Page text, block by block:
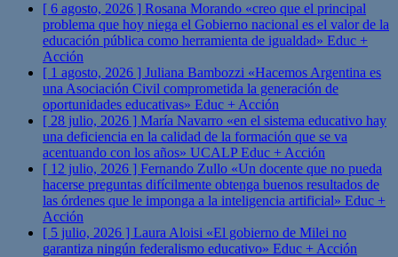
[ 6 agosto, 2026 ] Rosana Morando «creo que el principal
problema que hoy niega el Gobierno nacional es el valor de la
educación pública como herramienta de igualdad» Educ +
Acción
[ 1 agosto, 2026 ] Juliana Bambozzi «Hacemos Argentina es
una Asociación Civil comprometida la generación de
oportunidades educativas» Educ + Acción
[ 28 julio, 2026 ] María Navarro «en el sistema educativo hay
una deficiencia en la calidad de la formación que se va
acentuando con los años» UCALPEduc + Acción
[ 12 julio, 2026 ] Fernando Zullo «Un docente que no pueda
hacerse preguntas difícilmente obtenga buenos resultados de
las órdenes que le imponga a la inteligencia artificial» Educ +
Acción
[ 5 julio, 2026 ] Laura Aloisi «El gobierno de Milei no
garantiza ningún federalismo educativo» Educ + Acción